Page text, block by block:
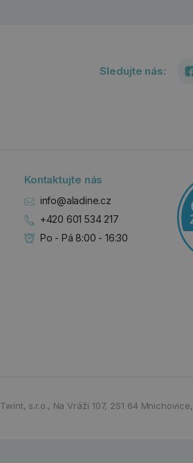
Sledujte nás:
Kontaktujte nás
info@aladine.cz
+420 601 534 217
Po - Pá 8:00 - 16:30
Twint, s.r.o., Na Vráži 107, 251 64 Mnichovice,